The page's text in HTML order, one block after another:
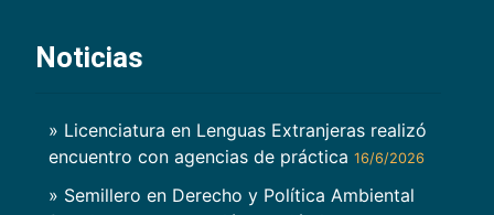
Noticias
» Licenciatura en Lenguas Extranjeras realizó
encuentro con agencias de práctica 16/6/2026
» Semillero en Derecho y Política Ambiental